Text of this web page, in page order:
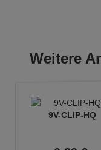
Weitere
9V-CLIP-HQ